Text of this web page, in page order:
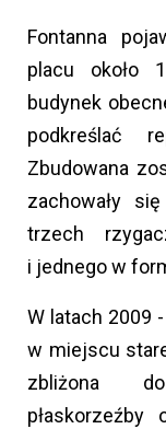
Fontanna
placu około
budynek
podkreślać
Zbudowana
zachowały
trzech
i jednego w
W latach 2009
w miejscu
zbliżona